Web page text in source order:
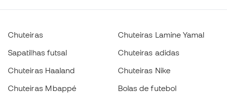
Chuteiras
Sapatilhas futsal
Chuteiras Haaland
Chuteiras Mbappé
Chuteiras Lamine Yamal
Chuteiras adidas
Chuteiras Nike
Bolas de futebol